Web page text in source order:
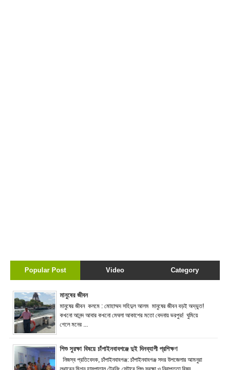
Popular Post Video Category
মানুষের জীবন
মানুষের জীবন কলমে : মোহাম্মদ সহিদুল আলম মানুষের জীবন বড়ই অদ্ভুত!
কখনো আনন্দ আবার কখনো মেঘলা আকাশের মতো বেদনায় ভরপুর! ঘুমিয়ে
গেলে মনের ...
শিশু সুরক্ষা বিষয়ে চাঁপাইনবাবগঞ্জে দুই দিনব্যাপী প্রশিক্ষণ
নিজস্ব প্রতিবেদক, চাঁপাইনবাবগঞ্জ: চাঁপাইনবাবগঞ্জ সদর উপজেলার আমনুরা